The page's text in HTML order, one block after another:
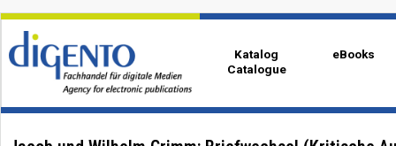
Katalog
Catalogue